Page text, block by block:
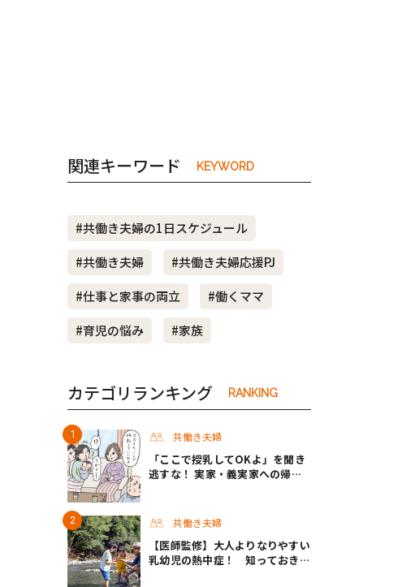
関連キーワード KEYWORD
#共働き夫婦の1日スケジュール
#共働き夫婦
#共働き夫婦応援PJ
#仕事と家事の両立
#働くママ
#育児の悩み
#家族
カテゴリランキング RANKING
共働き夫婦
「ここで授乳してOKよ」を聞き
逃すな！ 実家・義実家への帰省
共働き夫婦
【医師監修】大人よりなりやすい
乳幼児の熱中症！ 知っておきた